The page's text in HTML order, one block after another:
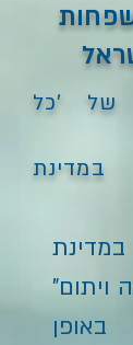
של 'כל
ויתום"